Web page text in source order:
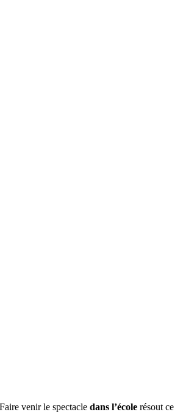
venir le spectacle dans l’école résout ce